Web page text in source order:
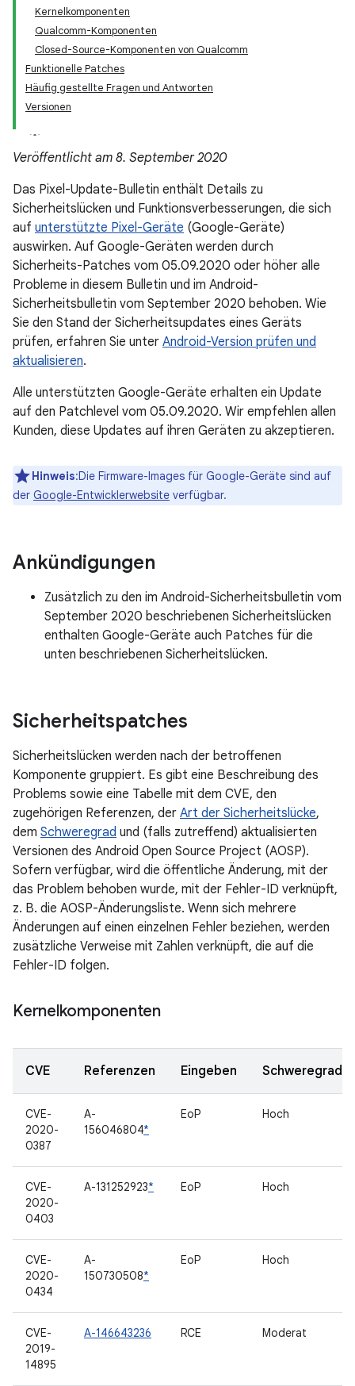
Kernelkomponenten
Qualcomm-Komponenten
Closed-Source-Komponenten von Qualcomm
Funktionelle Patches
Häufig gestellte Fragen und Antworten
Versionen
Veröffentlicht am 8. September 2020
Das Pixel-Update-Bulletin enthält Details zu
Sicherheitslücken und Funktionsverbesserungen, die sich
auf unterstützte Pixel-Geräte (Google-Geräte)
auswirken. Auf Google-Geräten werden durch
Sicherheits-Patches vom 05.09.2020 oder höher alle
Probleme in diesem Bulletin und im Android-
Sicherheitsbulletin vom September 2020 behoben. Wie
Sie den Stand der Sicherheitsupdates eines Geräts
prüfen, erfahren Sie unter Android-Version prüfen und
aktualisieren.
Alle unterstützten Google-Geräte erhalten ein Update
auf den Patchlevel vom 05.09.2020. Wir empfehlen allen
Kunden, diese Updates auf ihren Geräten zu akzeptieren.
Hinweis:Die Firmware-Images für Google-Geräte sind auf
der Google-Entwicklerwebsite verfügbar.
Ankündigungen
Zusätzlich zu den im Android-Sicherheitsbulletin vom
September 2020 beschriebenen Sicherheitslücken
enthalten Google-Geräte auch Patches für die
unten beschriebenen Sicherheitslücken.
Sicherheitspatches
Sicherheitslücken werden nach der betroffenen
Komponente gruppiert. Es gibt eine Beschreibung des
Problems sowie eine Tabelle mit dem CVE, den
zugehörigen Referenzen, der Art der Sicherheitslücke,
dem Schweregrad und (falls zutreffend) aktualisierten
Versionen des Android Open Source Project (AOSP).
Sofern verfügbar, wird die öffentliche Änderung, mit der
das Problem behoben wurde, mit der Fehler-ID verknüpft,
z. B. die AOSP-Änderungsliste. Wenn sich mehrere
Änderungen auf einen einzelnen Fehler beziehen, werden
zusätzliche Verweise mit Zahlen verknüpft, die auf die
Fehler-ID folgen.
Kernelkomponenten
CVE Referenzen Eingeben Schweregrad
CVE-
2020-
0387
A-
156046804*
EoP Hoch
CVE-
2020-
0403
A-131252923* EoP Hoch
CVE-
2020-
0434
A-
150730508*
EoP Hoch
CVE-
2019-
14895
A-146643236 RCE Moderat